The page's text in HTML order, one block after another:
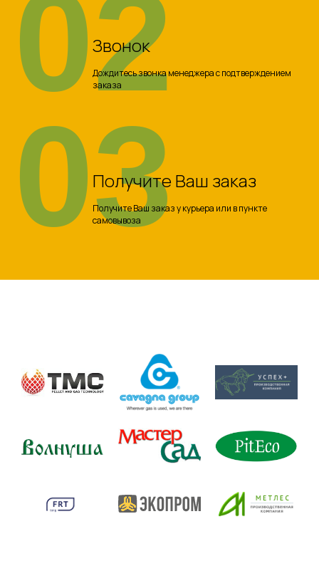
Звонок
Дождитесь звонка менеджера с подтверждением
заказа
02
Получите Ваш заказ
Получите Ваш заказ у курьера или в пункте
самовывоза
03